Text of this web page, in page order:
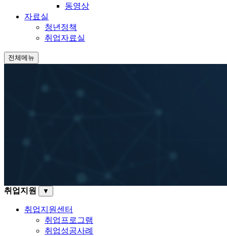
동영상
자료실
청년정책
취업자료실
전체메뉴
취업지원 ▼
취업지원센터
취업프로그램
취업성공사례